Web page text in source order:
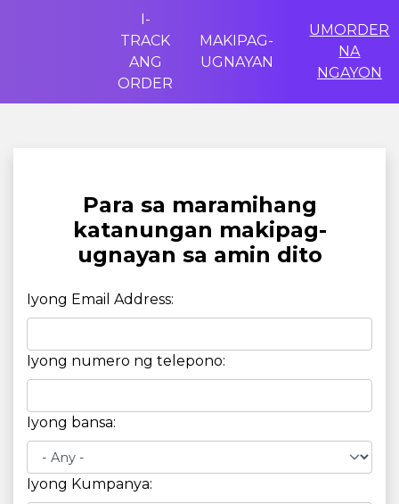
I-
TRACK
ANG
ORDER
MAKIPAG-
UGNAYAN
UMORDER
NA
NGAYON
Para sa maramihang
katanungan makipag-
ugnayan sa amin dito
Iyong Email Address:
Iyong numero ng telepono:
Iyong bansa:
Iyong Kumpanya: